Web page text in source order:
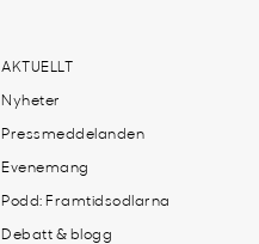
AKTUELLT
Nyheter
Pressmeddelanden
Evenemang
Podd: Framtidsodlarna
Debatt & blogg